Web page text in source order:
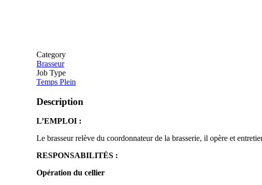
Category
Brasseur
Job Type
Temps Plein
Description
L’EMPLOI :
Le brasseur relève du coordonnateur de la brasserie, il opère et
RESPONSABILITÉS :
Opération du cellier